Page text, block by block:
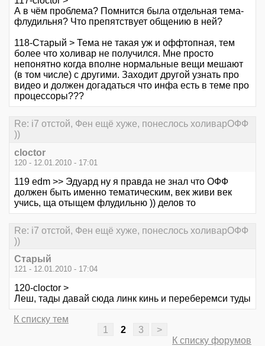
А в чём проблема? Помнится была отдельная тема-
флудильня? Что препятствует общению в ней?
118-Старый > Тема не такая уж и оффтопная, тем
более что холивар не получился. Мне просто
непонятно когда вполне нормальные вещи мешают
(в том числе) с другими. Заходит другой узнать про
видео и должен догадаться что инфа есть в теме про
процессоры???
Re: i7 отстой, Фен ещё хуже, понеслось холиварОФФ
))
cloctor
120 - 12.01.2010 - 17:01
119 edm >> Эдуард ну я правда не знал что ОФФ
должен быть именно тематическим, век живи век
учись, ща отыщем флудильню )) делов то
Re: i7 отстой, Фен ещё хуже, понеслось холиварОФФ
))
Старый
121 - 12.01.2010 - 17:04
120-cloctor >
Леш, тады давай сюда линк кинь и переберемси туды
К списку тем
1
2 3
>
К списку форумов